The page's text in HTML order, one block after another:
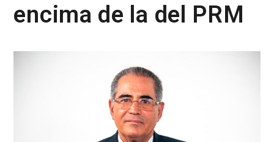
encima de la del PRM